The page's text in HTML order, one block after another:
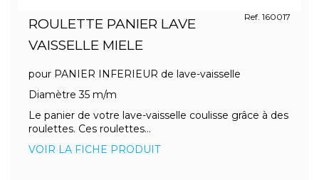
ROULETTE PANIER LAVE
VAISSELLE MIELE
Ref. 160017
pour PANIER INFERIEUR de lave-vaisselle
Diamètre 35 m/m
Le panier de votre lave-vaisselle coulisse grâce à des
roulettes. Ces roulettes...
VOIR LA FICHE PRODUIT